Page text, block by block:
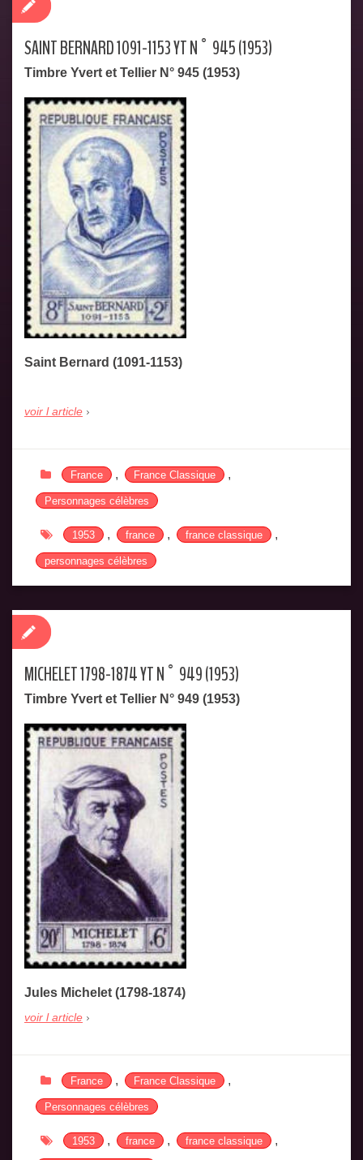
SAINT BERNARD 1091-1153 YT N° 945 (1953)
Timbre Yvert et Tellier N° 945 (1953)
Saint Bernard (1091-1153)
voir l article
France , France Classique ,
Personnages célèbres
1953 , france , france classique ,
personnages célèbres
MICHELET 1798-1874 YT N° 949 (1953)
Timbre Yvert et Tellier N° 949 (1953)
Jules Michelet (1798-1874)
voir l article
France , France Classique ,
Personnages célèbres
1953 , france , france classique ,